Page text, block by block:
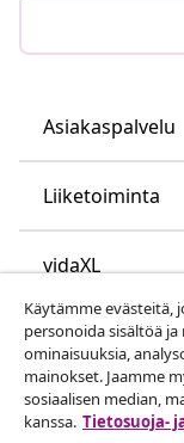
Asiakaspalvelu
Liiketoiminta
vidaXL
Löydä lisää
Käytämme evästeitä,
personoida sisältöä
ominaisuuksia,
mainokset. Jaamme
sosiaalisen median,
kanssa. Tietosuoja-